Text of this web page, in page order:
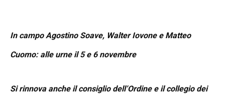
In campo Agostino Soave, Walter Iovone e Matteo
Cuomo: alle urne il 5 e 6 novembre
Si rinnova anche il consiglio dell’Ordine e il collegio dei